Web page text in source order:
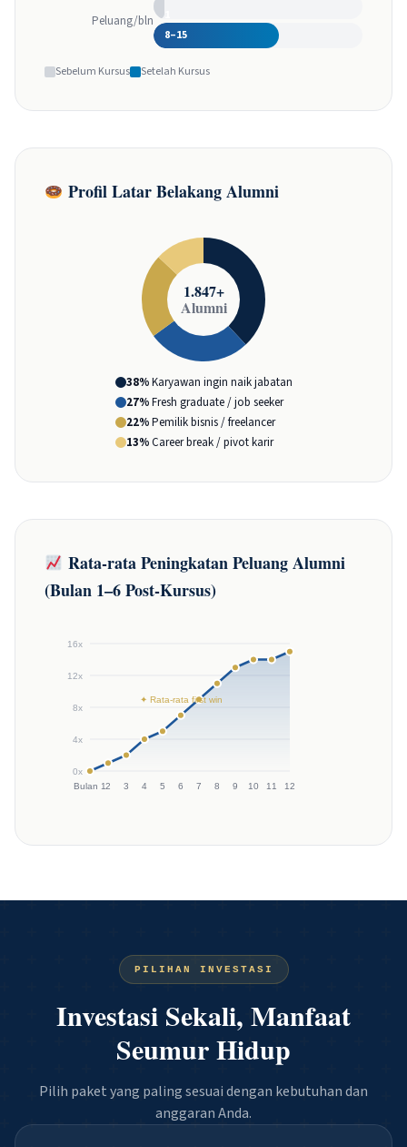
Peluang/bln
8–15
Sebelum Kursus Setelah Kursus
Profil Latar Belakang Alumni
38%Karyawan ingin naik jabatan
27%Fresh graduate / job seeker
22%Pemilik bisnis / freelancer
13%Career break / pivot karir
Rata-rata Peningkatan Peluang Alumni
(Bulan 1–6 Post-Kursus)
PILIHAN INVESTASI
Investasi Sekali, Manfaat
Seumur Hidup
Pilih paket yang paling sesuai dengan kebutuhan dan
anggaran Anda.